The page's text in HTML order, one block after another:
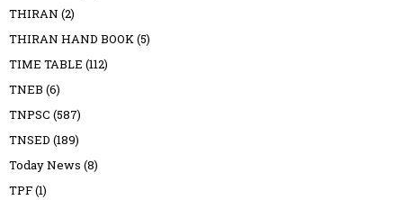
THIRAN (2)
THIRAN HAND BOOK(5)
TIME TABLE (112)
TNEB (6)
TNPSC (587)
TNSED (189)
Today News (8)
TPF(1)